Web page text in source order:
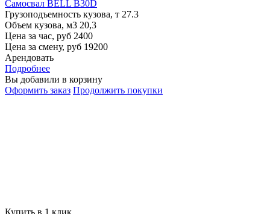
Самосвал BELL B30D
Грузоподъемность кузова, т 27.3
Объем кузова, м3 20,3
Цена за час, руб 2400
Цена за смену, руб 19200
Арендовать
Подробнее
Вы добавили в корзину
Оформить заказ Продолжить покупки
Купить в 1 клик